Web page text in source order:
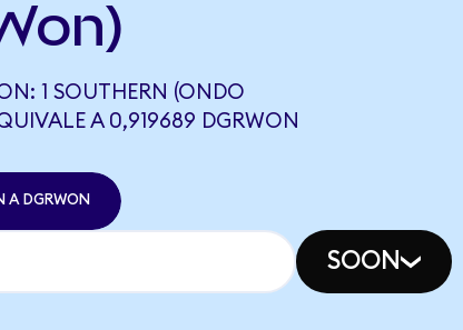
1 SOUTHERN (ONDO
A 0,919689 DGRWON
A DGRWON
SOON